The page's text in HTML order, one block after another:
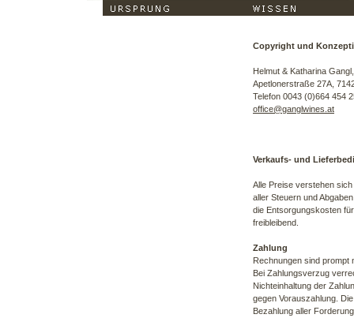
Copyright und
Helmut & Katharina
Apetlonerstraße 27A,
Telefon 0043 (0)664 454
office@ganglwines.at
Verkaufs- und
Alle Preise verstehen
aller Steuern und
die Entsorgungskosten
freibleibend.
Zahlung
Rechnungen sind prompt
Bei Zahlungsverzug
Nichteinhaltung der
gegen Vorauszahlung.
Bezahlung aller